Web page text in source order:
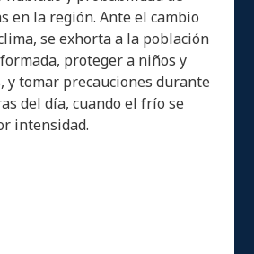
en la región. Ante el cambio
se exhorta a la población
proteger a niños y
y tomar precauciones durante
del día, cuando el frío se
intensidad.